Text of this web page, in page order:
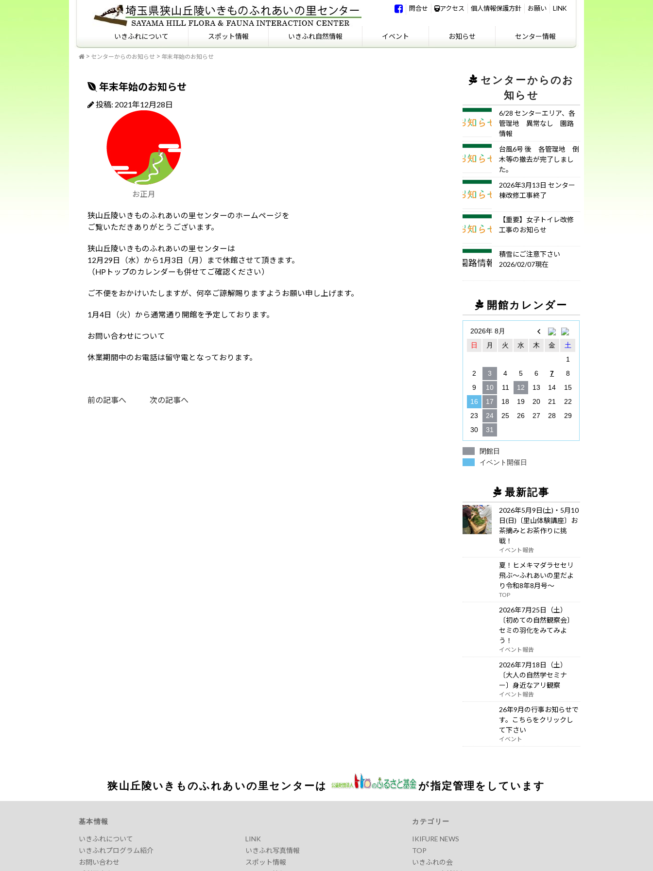
問合せ アクセス 個人情報保護方針 お願い LINK
いきふれについて
いきふれについて
いきふれプログラム紹介
フィールドマナーを知っ
スポット情報 いきふれ自然情報 イベント お知らせ センター情報
センターからのお知らせ 年末年始のお知らせ
年末年始のお知らせ
投稿: 2021年12月28日
お正月
狭山丘陵いきものふれあいの里センターのホームページを
ご覧いただきありがとうございます。
狭山丘陵いきものふれあいの里センターは
12月29日（水）から1月3日（月）まで休館させて頂きます。
（HPトップのカレンダーも併せてご確認ください）
ご不便をおかけいたしますが、何卒ご諒解賜りますようお願い申し上げます。
1月4日（火）から通常通り開館を予定しております。
お問い合わせについて
休業期間中のお電話は留守電となっております。
前の記事へ 次の記事へ
センターからのお
知らせ
6/28 センターエリア、各
管理地 異常なし 園路
情報
台風6号 後 各管理地 倒
木等の撤去が完了しまし
た。
2026年3月13日 センター
棟改修工事終了
【重要】女子トイレ改修
工事のお知らせ
積雪にご注意下さい
2026/02/07現在
開館カレンダー
2026年 8月
日
月 火 水 木 金
土
1
2
3 4 5 6 7
8
9
10 11 12 13 14
15
16
17 18 19 20 21
22
23
24 25 26 27 28
29
30
31
閉館日
イベント開催日
最新記事
2026年5月9日(土)・5月10
日(日)〔里山体験講座〕お
茶摘みとお茶作りに挑
戦！
イベント報告
夏！ヒメキマダラセセリ
飛ぶ～ふれあいの里だよ
り令和8年8月号～
TOP
2026年7月25日（土）
〔初めての自然観察会〕
セミの羽化をみてみよ
う！
イベント報告
2026年7月18日（土）
〔大人の自然学セミナ
ー〕身近なアリ観察
イベント報告
26年9月の行事お知らせで
す。こちらをクリックし
て下さい
イベント
狭山丘陵いきものふれあいの里センターは が指定管理をしています
基本情報
いきふれについて
いきふれプログラム紹介
お問い合わせ
LINK
いきふれ写真情報
スポット情報
カテゴリー
IKIFURE NEWS
TOP
いきふれの会